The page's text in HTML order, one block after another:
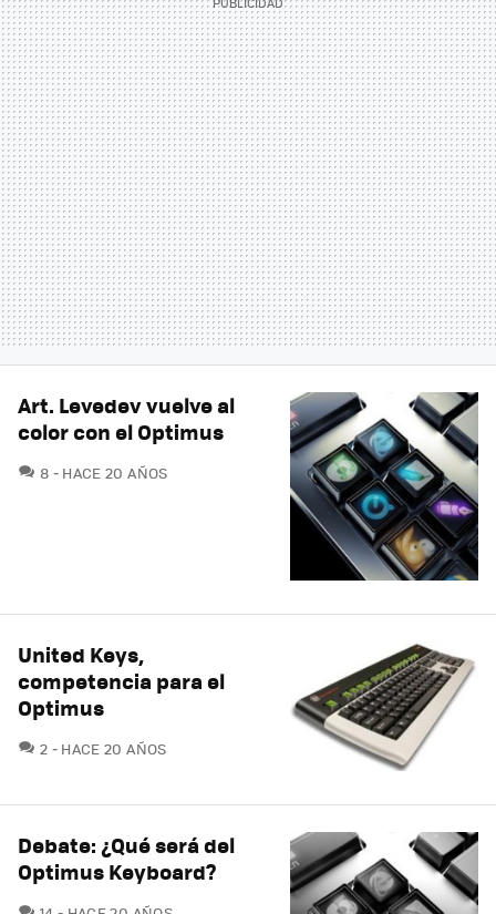
Art. Levedev vuelve al
color con el Optimus
8 COMENTARIOS
HACE 20 AÑOS
United Keys,
competencia para el
Optimus
2 COMENTARIOS
HACE 20 AÑOS
Debate: ¿Qué será del
Optimus Keyboard?
COMENTARIOS